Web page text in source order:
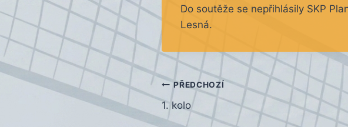
Do soutěže se nepřihlásily SKP
Lesná.
Navigace
pro
PŘEDCHOZÍ
1. kolo